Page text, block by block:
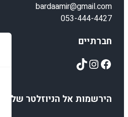
bardaamir@gmail.com
053-444-4427
חברתיים
Facebook
Instagram
TikTok
הירשמות אל הניוזלטר שלנו